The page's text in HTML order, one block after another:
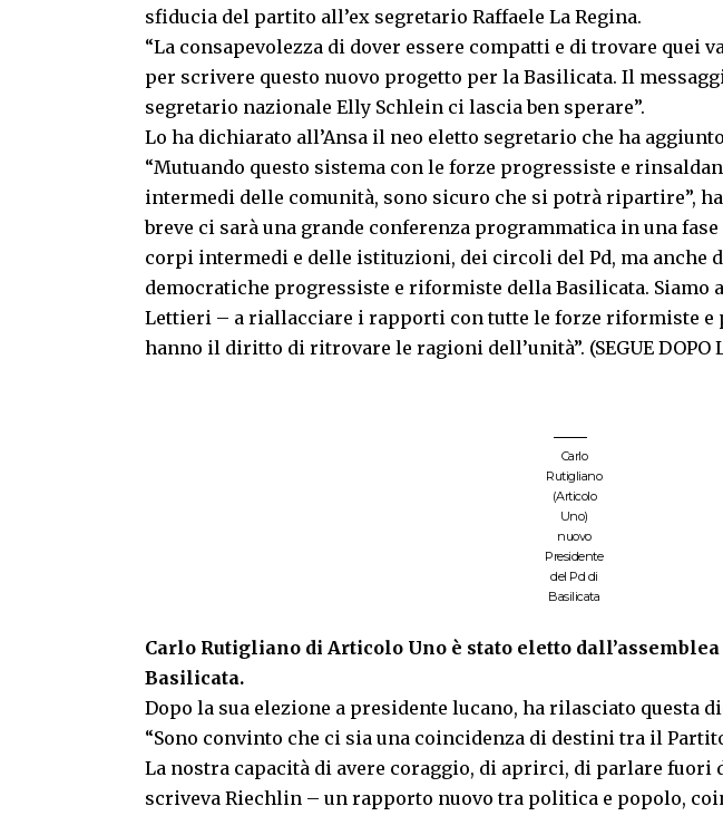
sfiducia del partito all’ex segretario Raffaele La Regina.
“La consapevolezza di dover essere compatti e di trovare quei
per scrivere questo nuovo progetto per la Basilicata. Il
segretario nazionale Elly Schlein ci lascia ben sperare”.
Lo ha dichiarato all’Ansa il neo eletto segretario che ha
“Mutuando questo sistema con le forze progressiste e
intermedi delle comunità, sono sicuro che si potrà ripartire”,
breve ci sarà una grande conferenza programmatica in una
corpi intermedi e delle istituzioni, dei circoli del Pd, ma anche
democratiche progressiste e riformiste della Basilicata. Siamo
Lettieri – a riallacciare i rapporti con tutte le forze riformiste e
hanno il diritto di ritrovare le ragioni dell’unità”. (SEGUE DOPO
Carlo
Rutigliano
(Articolo
Uno)
nuovo
Presidente
del Pd di
Basilicata
Carlo Rutigliano di Articolo Uno è stato eletto
Basilicata.
Dopo la sua elezione a presidente lucano, ha rilasciato questa
“Sono convinto che ci sia una coincidenza di destini tra il
La nostra capacità di avere coraggio, di aprirci, di parlare fuori
scriveva Riechlin – un rapporto nuovo tra politica e popolo,